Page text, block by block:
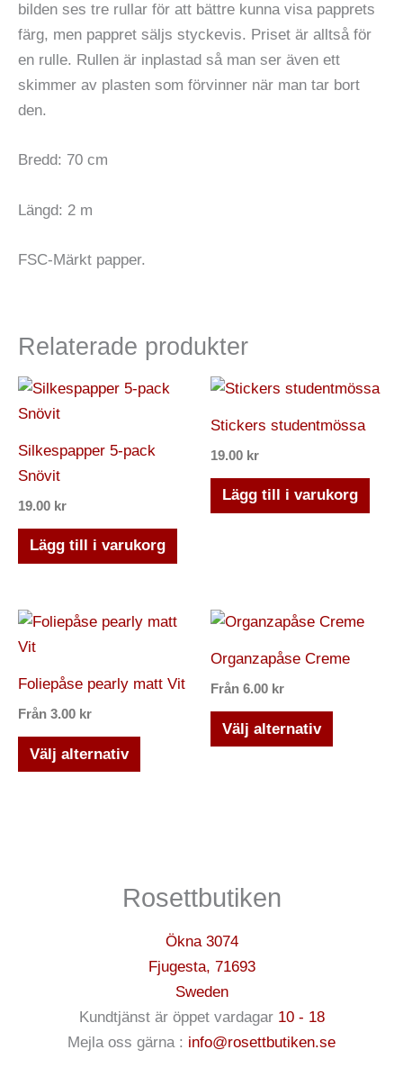
bilden ses tre rullar för att bättre kunna visa papprets
färg, men pappret säljs styckevis. Priset är alltså för
en rulle. Rullen är inplastad så man ser även ett
skimmer av plasten som förvinner när man tar bort
den.
Bredd: 70 cm
Längd: 2 m
FSC-Märkt papper.
Relaterade produkter
Silkespapper 5-pack
Snövit
19.00 kr
Lägg till i varukorg
Stickers studentmössa
19.00 kr
Lägg till i varukorg
Foliepåse pearly matt Vit
Från 3.00 kr
Välj alternativ
Den
De
på
Organzapåse Creme
Från 6.00 kr
Välj alternativ
Den
varianter.
Rosettbutiken
Ökna 3074
Fjugesta, 71693
Sweden
Kundtjänst är öppet vardagar 10 - 18
Mejla oss gärna : info@rosettbutiken.se